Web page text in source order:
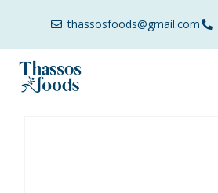
thassosfoods@gmail.com